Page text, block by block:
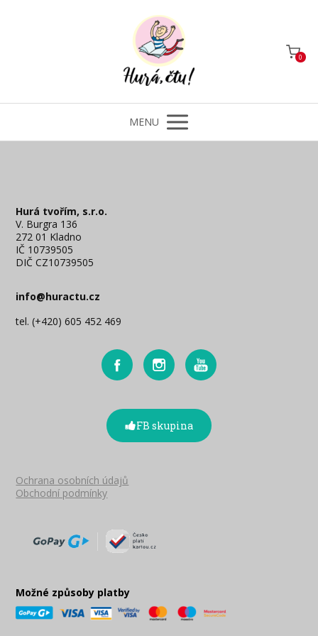
0
MENU
Hurá tvořím, s.r.o.
V. Burgra 136
272 01 Kladno
IČ 10739505
DIČ CZ10739505
info@huractu.cz
tel. (+420) 605 452 469
FB skupina
Ochrana osobních údajů
Obchodní podmínky
Možné způsoby platby